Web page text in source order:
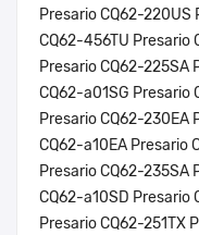
Presario CQ62-220US
CQ62-456TU Presario
Presario CQ62-225SA
CQ62-a01SG Presario
Presario CQ62-230EA
CQ62-a10EA Presario
Presario CQ62-235SA
CQ62-a10SD Presario
Presario CQ62-251TX